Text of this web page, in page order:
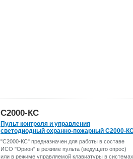
С2000-КС
Пульт контроля и управления
светодиодный охранно-пожарный С2000-
"С2000-КС" предназначен для работы в составе
ИСО "Орион" в режиме пульта (ведущего опрос)
или в режиме управляемой клавиатуры в системах